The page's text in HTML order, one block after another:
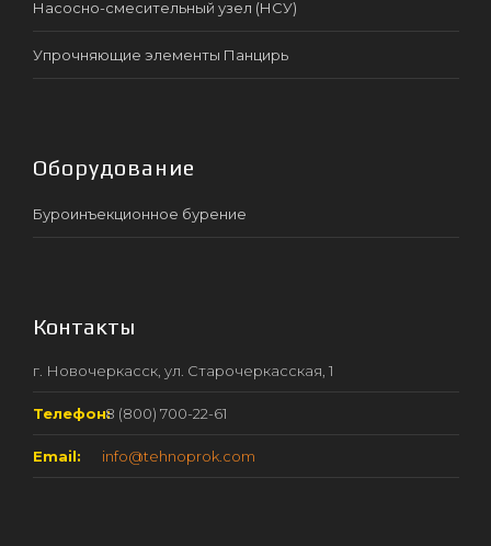
Насосно-смесительный узел (НСУ)
Упрочняющие элементы Панцирь
Оборудование
Буроинъекционное бурение
Контакты
г. Новочеркасск, ул. Старочеркасская, 1
Телефон:8 (800) 700-22-61
Email: info@tehnoprok.com